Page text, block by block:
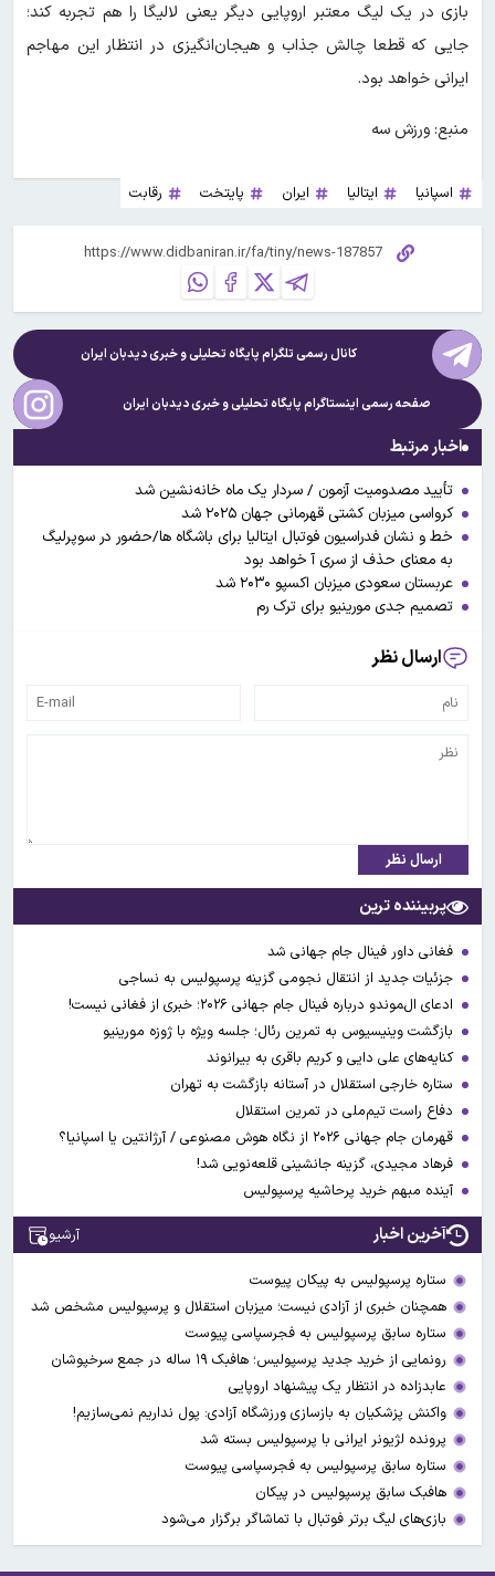
بازی در یک لیگ معتبر اروپایی دیگر یعنی لالیگا را هم تجربه کند؛
جایی که قطعا چالش جذاب و هیجان‌انگیزی در انتظار این مهاجم
ایرانی خواهد بود.
منبع: ورزش سه
اسپانیا ایتالیا ایران پایتخت رقابت
کانال رسمی تلگرام پایگاه تحلیلی و خبریدیدبان ایران
صفحه رسمی اینستاگرام پایگاه تحلیلی و خبریدیدبان ایران
اخبار مرتبط
تأیید مصدومیت آزمون / سردار یک ماه خانه‌نشین شد
کرواسی میزبان کشتی قهرمانی جهان ۲۰۲۵ شد
خط و نشان فدراسیون فوتبال ایتالیا برای باشگاه ها/حضور در سوپرلیگ
به معنای حذف از سری آ خواهد بود
عربستان سعودی میزبان اکسپو ۲۰۳۰ شد
تصمیم جدی مورینیو برای ترک رم
ارسال نظر
ارسال نظر
پربیننده ترین
فغانی داور فینال جام جهانی شد
جزئیات جدید از انتقال نجومی گزینه پرسپولیس به نساجی
ادعای ال‌‍موندو درباره فینال جام جهانی ۲۰۲۶؛ خبری از فغانی نیست!
بازگشت وینیسیوس به تمرین رئال؛ جلسه ویژه با ژوزه مورینیو
کنایه‌های علی دایی و کریم باقری به بیرانوند
ستاره خارجی استقلال در آستانه بازگشت به تهران
دفاع راست تیم‌ملی در تمرین استقلال
قهرمان جام جهانی ۲۰۲۶ از نگاه هوش مصنوعی / آرژانتین یا اسپانیا؟
فرهاد مجیدی، گزینه جانشینی قلعه‌نویی شد!
آینده مبهم خرید پرحاشیه پرسپولیس
آخرین اخبار آرشیو
ستاره پرسپولیس به پیکان پیوست
همچنان خبری از آزادی نیست؛ میزبان استقلال و پرسپولیس مشخص شد
ستاره سابق پرسپولیس به فجرسپاسی پیوست
رونمایی از خرید جدید پرسپولیس؛ هافبک ۱۹ ساله در جمع سرخپوشان
عابدزاده در انتظار یک پیشنهاد اروپایی
واکنش پزشکیان به بازسازی ورزشگاه آزادی: پول نداریم نمی‌سازیم!
پرونده لژیونر ایرانی با پرسپولیس بسته شد
ستاره سابق پرسپولیس به فجرسپاسی پیوست
هافبک سابق پرسپولیس در پیکان
بازی‌های لیگ برتر فوتبال با تماشاگر برگزار می‌شود